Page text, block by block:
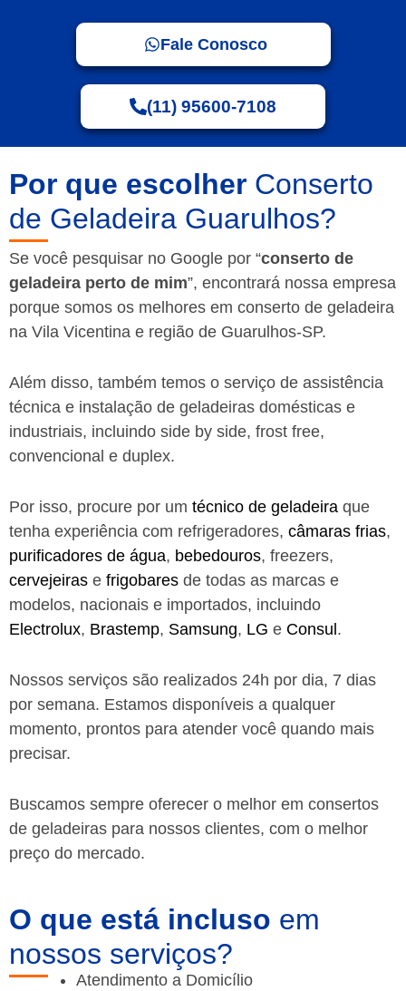
Fale Conosco
(11) 95600-7108
Por que escolher Conserto
de Geladeira Guarulhos?
Se você pesquisar no Google por “conserto de
geladeira perto de mim”, encontrará nossa empresa
porque somos os melhores em conserto de geladeira
na Vila Vicentina e região de Guarulhos-SP.
Além disso, também temos o serviço de assistência
técnica e instalação de geladeiras domésticas e
industriais, incluindo side by side, frost free,
convencional e duplex.
Por isso, procure por um técnico de geladeira que
tenha experiência com refrigeradores, câmaras frias,
purificadores de água, bebedouros, freezers,
cervejeiras e frigobares de todas as marcas e
modelos, nacionais e importados, incluindo
Electrolux, Brastemp, Samsung, LG e Consul .
Nossos serviços são realizados 24h por dia, 7 dias
por semana. Estamos disponíveis a qualquer
momento, prontos para atender você quando mais
precisar.
Buscamos sempre oferecer o melhor em consertos
de geladeiras para nossos clientes, com o melhor
preço do mercado.
O que está incluso em
nossos serviços?
Atendimento a Domicílio